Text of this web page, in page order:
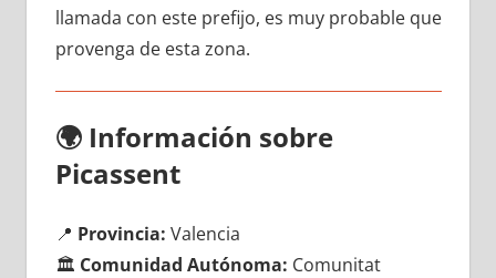
llamada сοn еstе prefijo, es muy probable quе
provenga dе esta zona.
🌍 Información sobre
Picassent
📍 Provincia: Valencia
🏛️ Comunidad Autónoma: Comunitat